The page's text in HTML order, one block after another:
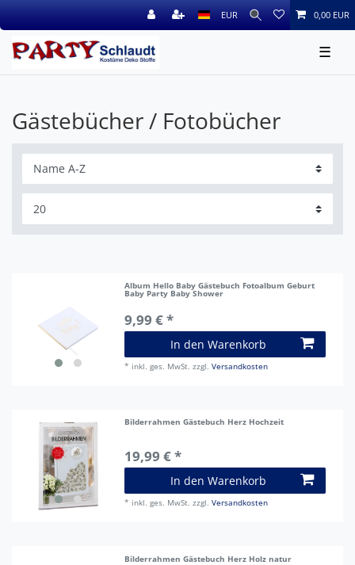
EUR 0,00 EUR
☰
Gästebücher / Fotobücher
Album Hello Baby Gästebuch Fotoalbum Geburt
Baby Party Baby Shower
9,99 € *
In den Warenkorb
* inkl. ges. MwSt. zzgl.Versandkosten
Bilderrahmen Gästebuch Herz Hochzeit
19,99 € *
In den Warenkorb
* inkl. ges. MwSt. zzgl.Versandkosten
Bilderrahmen Gästebuch Herz Holz natur